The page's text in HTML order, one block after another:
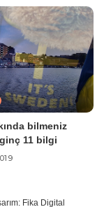
bilmeniz
11 bilgi
Fika Digital